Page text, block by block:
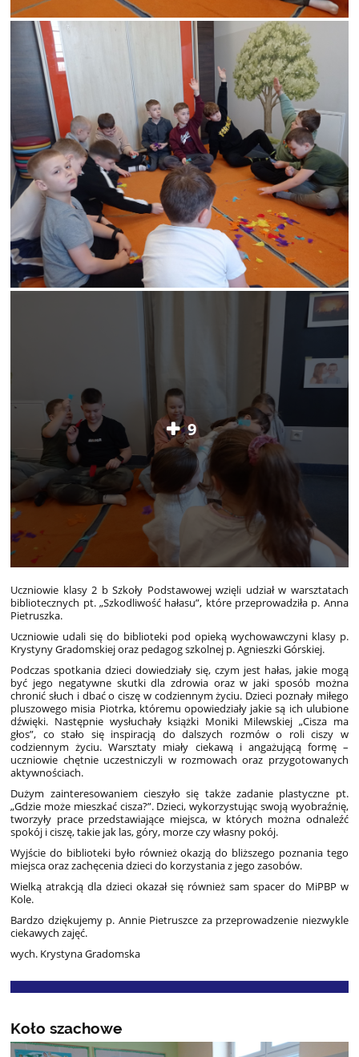
9
Uczniowie klasy 2 b Szkoły Podstawowej wzięli udział w warsztatach
bibliotecznych pt. „Szkodliwość hałasu”, które przeprowadziła p. Anna
Pietruszka.
Uczniowie udali się do biblioteki pod opieką wychowawczyni klasy p.
Krystyny Gradomskiej oraz pedagog szkolnej p. Agnieszki Górskiej.
Podczas spotkania dzieci dowiedziały się, czym jest hałas, jakie mogą
być jego negatywne skutki dla zdrowia oraz w jaki sposób można
chronić słuch i dbać o ciszę w codziennym życiu. Dzieci poznały miłego
pluszowego misia Piotrka, któremu opowiedziały jakie są ich ulubione
dźwięki. Następnie wysłuchały książki Moniki Milewskiej „Cisza ma
głos”, co stało się inspiracją do dalszych rozmów o roli ciszy w
codziennym życiu. Warsztaty miały ciekawą i angażującą formę –
uczniowie chętnie uczestniczyli w rozmowach oraz przygotowanych
aktywnościach.
Dużym zainteresowaniem cieszyło się także zadanie plastyczne pt.
„Gdzie może mieszkać cisza?”. Dzieci, wykorzystując swoją wyobraźnię,
tworzyły prace przedstawiające miejsca, w których można odnaleźć
spokój i ciszę, takie jak las, góry, morze czy własny pokój.
Wyjście do biblioteki było również okazją do bliższego poznania tego
miejsca oraz zachęcenia dzieci do korzystania z jego zasobów.
Wielką atrakcją dla dzieci okazał się również sam spacer do MiPBP w
Kole.
Bardzo dziękujemy p. Annie Pietruszce za przeprowadzenie niezwykle
ciekawych zajęć.
wych. Krystyna Gradomska
Koło szachowe